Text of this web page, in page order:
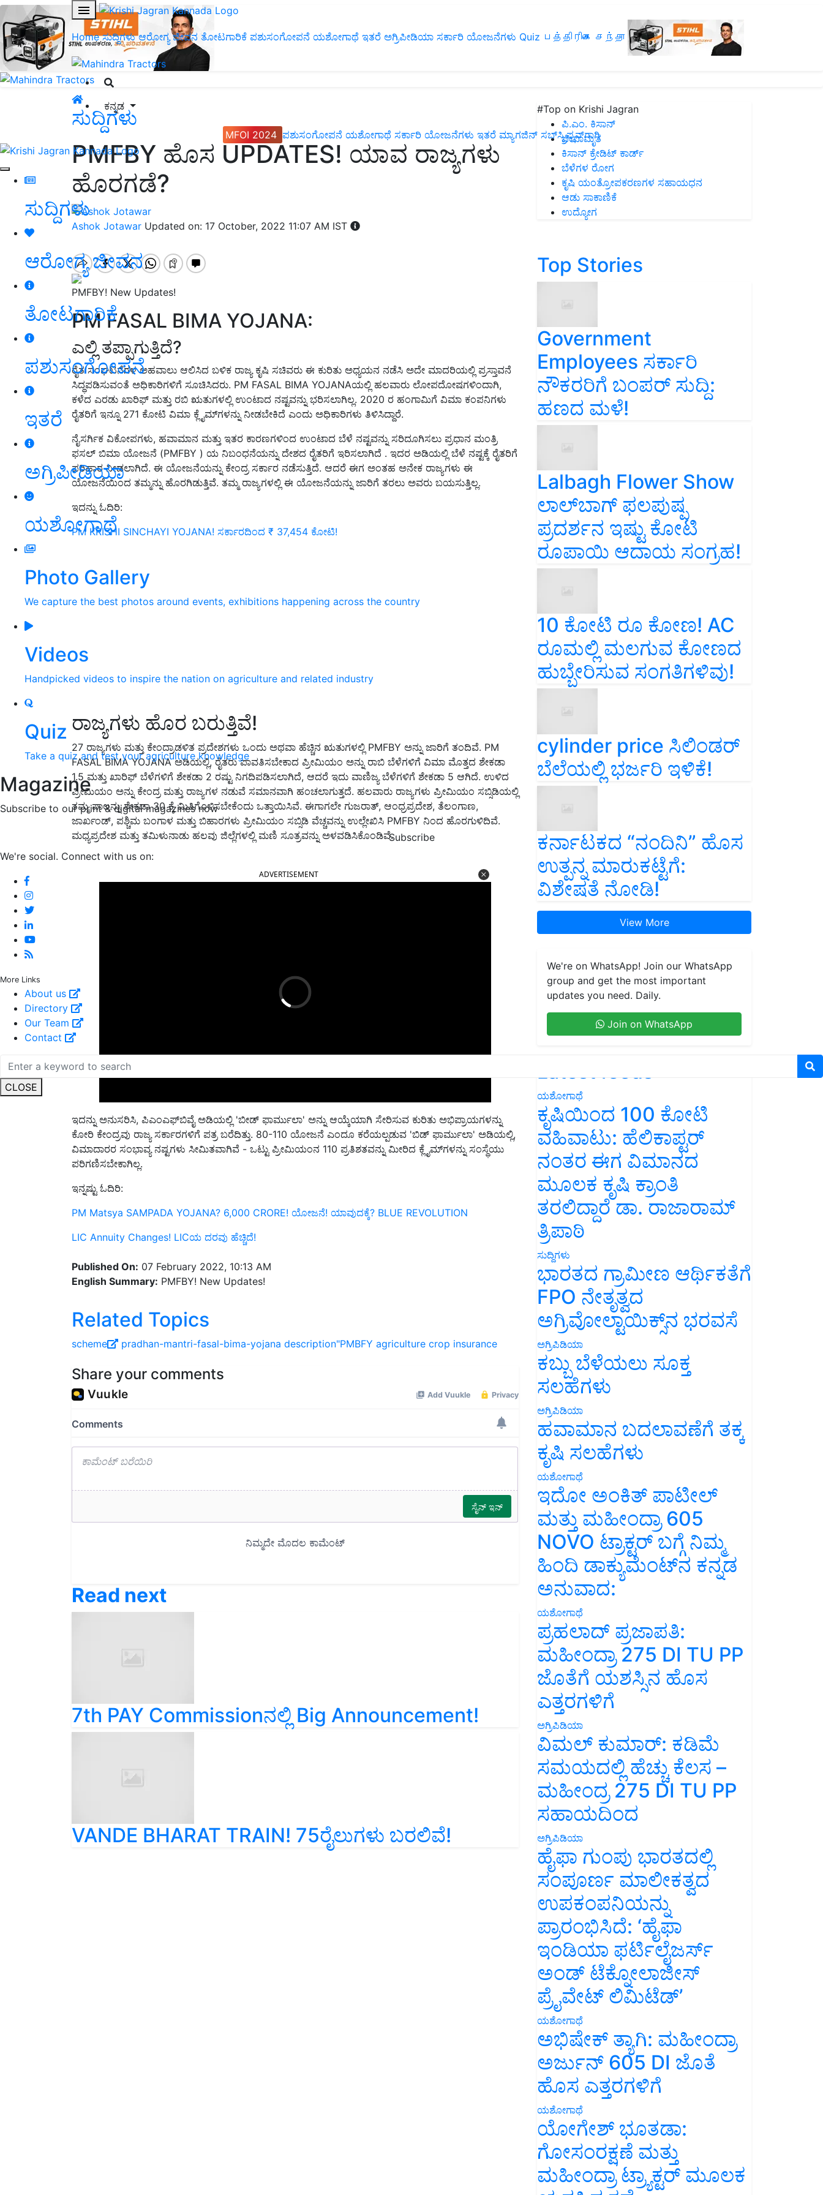
Home ಸುದ್ದಿಗಳು ಆರೋಗ್ಯ ಜೀವನ ತೋಟಗಾರಿಕೆ ಪಶುಸಂಗೋಪನೆ ಯಶೋಗಾಥೆ ಇತರೆ ಅಗ್ರಿಪೀಡಿಯಾ ಸರ್ಕಾರಿ ಯೋಜನೆಗಳು Quiz பத்திரிகை சந்தா
ಕನ್ನಡ
MFOI 2024 ಪಶುಸಂಗೋಪನೆ ಯಶೋಗಾಥೆ ಸರ್ಕಾರಿ ಯೋಜನೆಗಳು ಇತರೆ ಮ್ಯಾಗಜಿನ್‌ ಸಬ್‌ಸ್ಕ್ರಿಪ್ಷನ್‌ಗಾಗಿ
ಸುದ್ದಿಗಳು
ಆರೋಗ್ಯ ಜೀವನ
ತೋಟಗಾರಿಕೆ
ಪಶುಸಂಗೋಪನೆ
ಇತರೆ
ಅಗ್ರಿಪೀಡಿಯಾ
ಯಶೋಗಾಥೆ
Photo Gallery
We capture the best photos around events, exhibitions happening across the country
Videos
Handpicked videos to inspire the nation on agriculture and related industry
Quiz
Take a quiz and test your agriculture knowledge
Magazine
Subscribe to our print & digital magazines now
Subscribe
We're social. Connect with us on:
More Links
About us
Directory
Our Team
Contact
CLOSE
ಸುದ್ದಿಗಳು
PMFBY ಹೊಸ UPDATES! ಯಾವ ರಾಜ್ಯಗಳು
ಹೊರಗಡೆ?
Ashok Jotawar Updated on: 17 October, 2022 11:07 AM IST
PMFBY! New Updates!
PM FASAL BIMA YOJANA:
ಎಲ್ಲಿ ತಪ್ಪಾಗುತ್ತಿದೆ?
ರೈತ ಸಂಘಟನೆಗಳ ಅಹವಾಲು ಆಲಿಸಿದ ಬಳಿಕ ರಾಜ್ಯ ಕೃಷಿ ಸಚಿವರು ಈ ಕುರಿತು ಅಧ್ಯಯನ ನಡೆಸಿ ಅದೇ ಮಾದರಿಯಲ್ಲಿ ಪ್ರಸ್ತಾವನೆ
ಸಿದ್ಧಪಡಿಸುವಂತೆ ಅಧಿಕಾರಿಗಳಿಗೆ ಸೂಚಿಸಿದರು. PM FASAL BIMA YOJANAಯಲ್ಲಿ ಹಲವಾರು ಲೋಪದೋಷಗಳಿಂದಾಗಿ,
ಕಳೆದ ಎರಡು ಖಾರಿಫ್ ಮತ್ತು ರಬಿ ಋತುಗಳಲ್ಲಿ ಉಂಟಾದ ನಷ್ಟವನ್ನು ಭರಿಸಲಾಗಿಲ್ಲ. 2020 ರ ಹಂಗಾಮಿಗೆ ವಿಮಾ ಕಂಪನಿಗಳು
ರೈತರಿಗೆ ಇನ್ನೂ 271 ಕೋಟಿ ವಿಮಾ ಕ್ಲೈಮ್‌ಗಳನ್ನು ನೀಡಬೇಕಿದೆ ಎಂದು ಅಧಿಕಾರಿಗಳು ತಿಳಿಸಿದ್ದಾರೆ.
ನೈಸರ್ಗಿಕ ವಿಕೋಪಗಳು, ಹವಾಮಾನ ಮತ್ತು ಇತರ ಕಾರಣಗಳಿಂದ ಉಂಟಾದ ಬೆಳೆ ನಷ್ಟವನ್ನು ಸರಿದೂಗಿಸಲು ಪ್ರಧಾನ ಮಂತ್ರಿ
ಫಸಲ್ ಬಿಮಾ ಯೋಜನೆ (PMFBY ) ಯ ನಿಬಂಧನೆಯನ್ನು ದೇಶದ ರೈತರಿಗೆ ಇರಿಸಲಾಗಿದೆ . ಇದರ ಅಡಿಯಲ್ಲಿ ಬೆಳೆ ನಷ್ಟಕ್ಕೆ ರೈತರಿಗೆ
ಪರಿಹಾರ ನೀಡಲಾಗಿದೆ. ಈ ಯೋಜನೆಯನ್ನು ಕೇಂದ್ರ ಸರ್ಕಾರ ನಡೆಸುತ್ತಿದೆ. ಆದರೆ ಈಗ ಅಂತಹ ಅನೇಕ ರಾಜ್ಯಗಳು ಈ
ಯೋಜನೆಯಿಂದ ತಮ್ಮನ್ನು ಹೊರಗಿಡುತ್ತಿವೆ. ತಮ್ಮ ರಾಜ್ಯಗಳಲ್ಲಿ ಈ ಯೋಜನೆಯನ್ನು ಜಾರಿಗೆ ತರಲು ಅವರು ಬಯಸುತ್ತಿಲ್ಲ.
ಇದನ್ನು ಓದಿರಿ:
PM KRISHI SINCHAYI YOJANA! ಸರ್ಕಾರದಿಂದ ₹ 37,454 ಕೋಟಿ!
ರಾಜ್ಯಗಳು ಹೊರ ಬರುತ್ತಿವೆ!
27 ರಾಜ್ಯಗಳು ಮತ್ತು ಕೇಂದ್ರಾಡಳಿತ ಪ್ರದೇಶಗಳು ಒಂದು ಅಥವಾ ಹೆಚ್ಚಿನ ಋತುಗಳಲ್ಲಿ PMFBY ಅನ್ನು ಜಾರಿಗೆ ತಂದಿವೆ. PM
FASAL BIMA YOJANAಅಡಿಯಲ್ಲಿ,ರೈತರು ಪಾವತಿಸಬೇಕಾದ ಪ್ರೀಮಿಯಂ ಅನ್ನು ರಾಬಿ ಬೆಳೆಗಳಿಗೆ ವಿಮಾ ಮೊತ್ತದ ಶೇಕಡಾ
1.5 ಮತ್ತು ಖಾರಿಫ್ ಬೆಳೆಗಳಿಗೆ ಶೇಕಡಾ 2 ರಷ್ಟು ನಿಗದಿಪಡಿಸಲಾಗಿದೆ, ಆದರೆ ಇದು ವಾಣಿಜ್ಯ ಬೆಳೆಗಳಿಗೆ ಶೇಕಡಾ 5 ಆಗಿದೆ. ಉಳಿದ
ಪ್ರೀಮಿಯಂ ಅನ್ನು ಕೇಂದ್ರ ಮತ್ತು ರಾಜ್ಯಗಳ ನಡುವೆ ಸಮಾನವಾಗಿ ಹಂಚಲಾಗುತ್ತದೆ. ಹಲವಾರು ರಾಜ್ಯಗಳು ಪ್ರೀಮಿಯಂ ಸಬ್ಸಿಡಿಯಲ್ಲಿ
ತಮ್ಮ ಪಾಲನ್ನು ಶೇಕಡಾ30ಕ್ಕೆ ಮಿತಿಗೊಳಿಸಬೇಕೆಂದು ಒತ್ತಾಯಿಸಿವೆ. ಈಗಾಗಲೇ ಗುಜರಾತ್, ಆಂಧ್ರಪ್ರದೇಶ, ತೆಲಂಗಾಣ,
ಜಾರ್ಖಂಡ್, ಪಶ್ಚಿಮ ಬಂಗಾಳ ಮತ್ತು ಬಿಹಾರಗಳು ಪ್ರೀಮಿಯಂ ಸಬ್ಸಿಡಿ ವೆಚ್ಚವನ್ನು ಉಲ್ಲೇಖಿಸಿ PMFBY ನಿಂದ ಹೊರಗುಳಿದಿವೆ.
ಮಧ್ಯಪ್ರದೇಶ ಮತ್ತು ತಮಿಳುನಾಡು ಹಲವು ಜಿಲ್ಲೆಗಳಲ್ಲಿ ಮಣಿ ಸೂತ್ರವನ್ನು ಅಳವಡಿಸಿಕೊಂಡಿವೆ.
ಇದನ್ನು ಅನುಸರಿಸಿ,ಪಿಎಂಎಫ್‌ಬಿವೈ ಅಡಿಯಲ್ಲಿ'ಬೀಡ್ ಫಾರ್ಮುಲಾ'ಅನ್ನು ಆಯ್ಕೆಯಾಗಿ ಸೇರಿಸುವ ಕುರಿತು ಅಭಿಪ್ರಾಯಗಳನ್ನು
ಕೋರಿ ಕೇಂದ್ರವು ರಾಜ್ಯ ಸರ್ಕಾರಗಳಿಗೆ ಪತ್ರ ಬರೆದಿತ್ತು.80-110ಯೋಜನೆ ಎಂದೂ ಕರೆಯಲ್ಪಡುವ ಬಿಡ್ ಫಾರ್ಮುಲಾ'ಅಡಿಯಲ್ಲಿ
ವಿಮಾದಾರರ ಸಂಭಾವ್ಯ ನಷ್ಟಗಳು ಸೀಮಿತವಾಗಿವೆ - ಒಟ್ಟು ಪ್ರೀಮಿಯಂನ110ಪ್ರತಿಶತವನ್ನು ಮೀರಿದ ಕ್ಲೈಮ್‌ಗಳನ್ನು ಸಂಸ್ಥೆಯು
ಪರಿಗಣಿಸಬೇಕಾಗಿಲ್ಲ.
PM Matsya SAMPADA YOJANA? 6,000 CRORE! ಯೋಜನೆ! ಯಾವುದಕ್ಕೆ? BLUE REVOLUTION
LIC Annuity Changes! LICಯ ದರವು ಹೆಚ್ಚಿದೆ!
English Summary:PMFBY! New Updates!
Related Topics
scheme pradhan-mantri-fasal-bima-yojana
7th PAY Commissionನಲ್ಲಿ Big Announcement!
VANDE BHARAT TRAIN! 75ರೈಲುಗಳು ಬರಲಿವೆ!
#Top on Krishi Jagran
ಪಿ.ಎಂ. ಕಿಸಾನ್
ಜೀವಾಮೃತ
ಕಿಸಾನ್ ಕ್ರೇಡಿಟ್ ಕಾರ್ಡ್
ಬೆಳೆಗಳ ರೋಗ
ಕೃಷಿ ಯಂತ್ರೋಪಕರಣಗಳ ಸಹಾಯಧನ
ಆಡು ಸಾಕಾಣಿಕೆ
ಉದ್ಯೋಗ
Top Stories
Government
Employees ಸರ್ಕಾರಿ
ನೌಕರರಿಗೆ ಬಂಪರ್‌ ಸುದ್ದಿ:
ಹಣದ ಮಳೆ!
Lalbagh Flower Show
ಲಾಲ್‌ಬಾಗ್ ಫಲಪುಷ್ಪ
ಪ್ರದರ್ಶನ ಇಷ್ಟು ಕೋಟಿ
ರೂಪಾಯಿ ಆದಾಯ ಸಂಗ್ರಹ!
10 ಕೋಟಿ ರೂ ಕೋಣ! AC
ರೂಮಲ್ಲಿ ಮಲಗುವ ಕೋಣದ
ಹುಬ್ಬೇರಿಸುವ ಸಂಗತಿಗಳಿವು!
cylinder price ಸಿಲಿಂಡರ್‌
ಬೆಲೆಯಲ್ಲಿ ಭರ್ಜರಿ ಇಳಿಕೆ!
ಕರ್ನಾಟಕದ “ನಂದಿನಿ” ಹೊಸ
ಉತ್ಪನ್ನ ಮಾರುಕಟ್ಟೆಗೆ:
ವಿಶೇಷತೆ ನೋಡಿ!
View More
We're on WhatsApp! Join our WhatsApp
group and get the most important
updates you need. Daily.
Join on WhatsApp
Latest feeds
ಯಶೋಗಾಥೆ
ಕೃಷಿಯಿಂದ 100 ಕೋಟಿ
ವಹಿವಾಟು: ಹೆಲಿಕಾಪ್ಟರ್
ನಂತರ ಈಗ ವಿಮಾನದ
ಮೂಲಕ ಕೃಷಿ ಕ್ರಾಂತಿ
ತರಲಿದ್ದಾರೆ ಡಾ. ರಾಜಾರಾಮ್
ತ್ರಿಪಾಠಿ
ಸುದ್ದಿಗಳು
ಭಾರತದ ಗ್ರಾಮೀಣ ಆರ್ಥಿಕತೆಗೆ
FPO ನೇತೃತ್ವದ
ಅಗ್ರಿವೋಲ್ಟಾಯಿಕ್ಸ್‌ನ ಭರವಸೆ
ಅಗ್ರಿಪಿಡಿಯಾ
ಕಬ್ಬು ಬೆಳೆಯಲು ಸೂಕ್ತ
ಸಲಹೆಗಳು
ಅಗ್ರಿಪಿಡಿಯಾ
ಹವಾಮಾನ ಬದಲಾವಣೆಗೆ ತಕ್ಕ
ಕೃಷಿ ಸಲಹೆಗಳು
ಯಶೋಗಾಥೆ
ಇದೋ ಅಂಕಿತ್ ಪಾಟೀಲ್
ಮತ್ತು ಮಹೀಂದ್ರಾ 605
NOVO ಟ್ರಾಕ್ಟರ್ ಬಗ್ಗೆ ನಿಮ್ಮ
ಹಿಂದಿ ಡಾಕ್ಯುಮೆಂಟ್‌ನ ಕನ್ನಡ
ಅನುವಾದ:
ಯಶೋಗಾಥೆ
ಪ್ರಹಲಾದ್ ಪ್ರಜಾಪತಿ:
ಮಹೀಂದ್ರಾ 275 DI TU PP
ಜೊತೆಗೆ ಯಶಸ್ಸಿನ ಹೊಸ
ಎತ್ತರಗಳಿಗೆ
ಅಗ್ರಿಪಿಡಿಯಾ
ವಿಮಲ್ ಕುಮಾರ್: ಕಡಿಮೆ
ಸಮಯದಲ್ಲಿ ಹೆಚ್ಚು ಕೆಲಸ –
ಮಹೀಂದ್ರ 275 DI TU PP
ಸಹಾಯದಿಂದ
ಅಗ್ರಿಪಿಡಿಯಾ
ಹೈಫಾ ಗುಂಪು ಭಾರತದಲ್ಲಿ
ಸಂಪೂರ್ಣ ಮಾಲೀಕತ್ವದ
ಉಪಕಂಪನಿಯನ್ನು
ಪ್ರಾರಂಭಿಸಿದೆ: ‘ಹೈಫಾ
ಇಂಡಿಯಾ ಫರ್ಟಿಲೈಜರ್ಸ್
ಅಂಡ್ ಟೆಕ್ನೋಲಾಜೀಸ್
ಪ್ರೈವೇಟ್ ಲಿಮಿಟೆಡ್’
ಯಶೋಗಾಥೆ
ಅಭಿಷೇಕ್ ತ್ಯಾಗಿ: ಮಹೀಂದ್ರಾ
ಅರ್ಜುನ್ 605 DI ಜೊತೆ
ಹೊಸ ಎತ್ತರಗಳಿಗೆ
ಯಶೋಗಾಥೆ
ಯೋಗೇಶ್ ಭೂತಡಾ:
ಗೋಸಂರಕ್ಷಣೆ ಮತ್ತು
ಮಹೀಂದ್ರಾ ಟ್ರ್ಯಾಕ್ಟರ್ ಮೂಲಕ